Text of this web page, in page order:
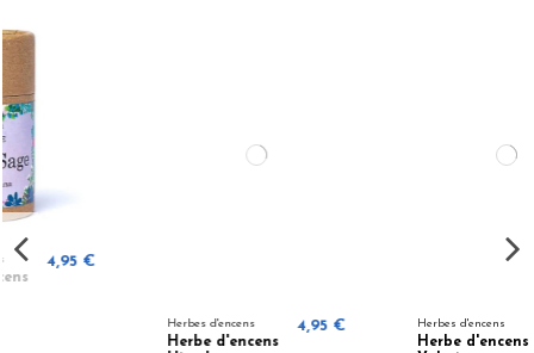
Herbe d'encens
4,95 € Herbes d'encens
Herbe d'encens
4,95 €